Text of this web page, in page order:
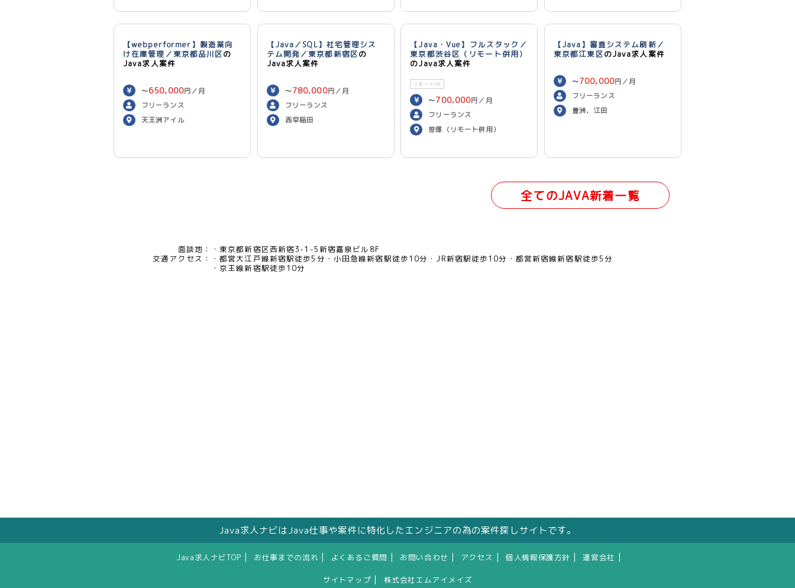
【webperformer】製造業向
け在庫管理／東京都品川区の
Java求人案件
〜650,000円／月
フリーランス
天王洲アイル
【Java／SQL】社宅管理シス
テム開発／東京都新宿区の
Java求人案件
〜780,000円／月
フリーランス
西早稲田
【Java・Vue】フルスタック／
東京都渋谷区（リモート併用）
のJava求人案件
リモートOK
〜700,000円／月
フリーランス
笹塚（リモート併用）
【Java】審査システム刷新／
東京都江東区のJava求人案件
〜700,000円／月
フリーランス
豊洲、江田
全てのJAVA新着一覧
面談地：
東京都新宿区西新宿3-1-5新宿嘉泉ビル8F
交通アクセス：
都営大江戸線新宿駅徒歩5分 小田急線新宿駅徒歩10分 JR新宿駅徒歩10分
都営新宿線新宿駅徒歩5分
京王線新宿駅徒歩10分
Java求人ナビはJava仕事や案件に特化したエンジニアの為の案件探しサイトです。
Java求人ナビTOP お仕事までの流れ よくあるご質問 お問い合わせ アクセス 個人情報保護方針 運営会社
サイトマップ 株式会社エムアイメイズ